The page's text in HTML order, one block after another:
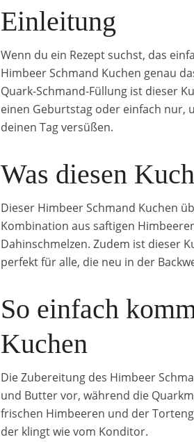
Einleitung
Wenn du ein Rezept suchst, das
Himbeer Schmand Kuchen genau
Quark-Schmand-Füllung ist dieser
einen Geburtstag oder einfach nur,
deinen Tag versüßen.
Was diesen
Dieser Himbeer Schmand Kuchen
Kombination aus saftigen
Dahinschmelzen. Zudem ist dieser
perfekt für alle, die neu in der
So einfach
Kuchen
Die Zubereitung des Himbeer
und Butter vor, während die
frischen Himbeeren und der
der klingt wie vom Konditor.